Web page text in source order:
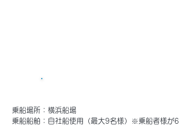
乗船場所：横浜船場
乗船船舶：自社船使用（最大9名様）※乗船者様が6